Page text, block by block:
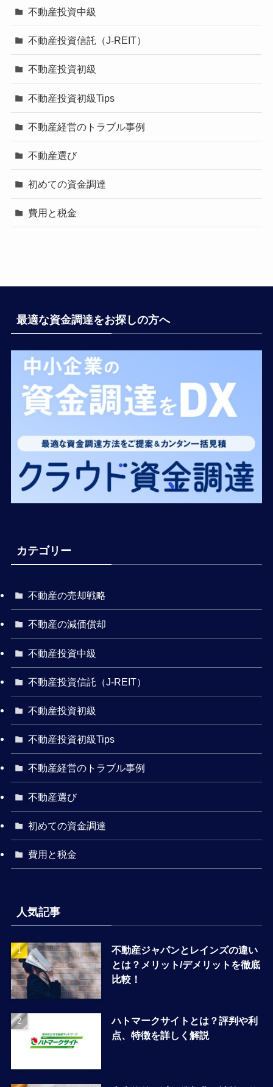
不動産投資中級
不動産投資信託（J-REIT）
不動産投資初級
不動産投資初級Tips
不動産経営のトラブル事例
不動産選び
初めての資金調達
費用と税金
最適な資金調達をお探しの方へ
カテゴリー
不動産の売却戦略
不動産の減価償却
不動産投資中級
不動産投資信託（J-REIT）
不動産投資初級
不動産投資初級Tips
不動産経営のトラブル事例
不動産選び
初めての資金調達
費用と税金
人気記事
不動産ジャパンとレインズの違い
とは？メリット/デメリットを徹底
比較！
ハトマークサイトとは？評判や利
点、特徴を詳しく解説